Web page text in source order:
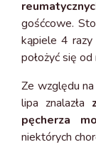
gośćcowe.
kąpiele 4
położyć się od
Ze względu
lipa znalazła
pęcherza
niektórych